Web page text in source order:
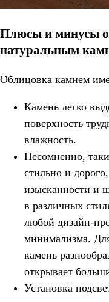
Плюсы и минусы
натуральным
Облицовка камнем
Камень легко
поверхность
влажность.
Несомненно,
стильно и
изысканности и
в различных
любой дизайн-
минимализма.
камень
открывает
Установка